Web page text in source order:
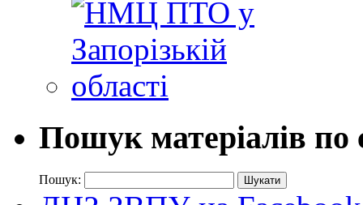
Пошук матеріалів по
Пошук: